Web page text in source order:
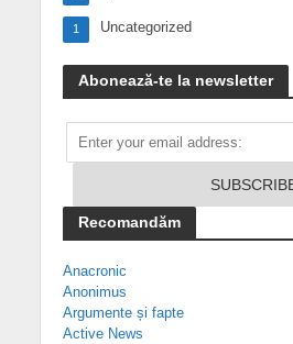
Uncategorized
1
Abonează-te la newsletter
Recomandăm
Anacronic
Anonimus
Argumente și fapte
Active News